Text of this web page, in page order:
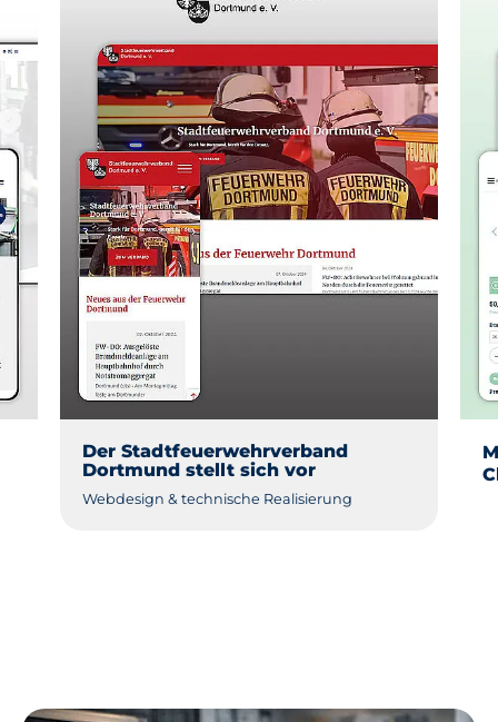
Der Stadtfeuerwehrverband
Dortmund stellt sich vor
Webdesign & technische Realisierung